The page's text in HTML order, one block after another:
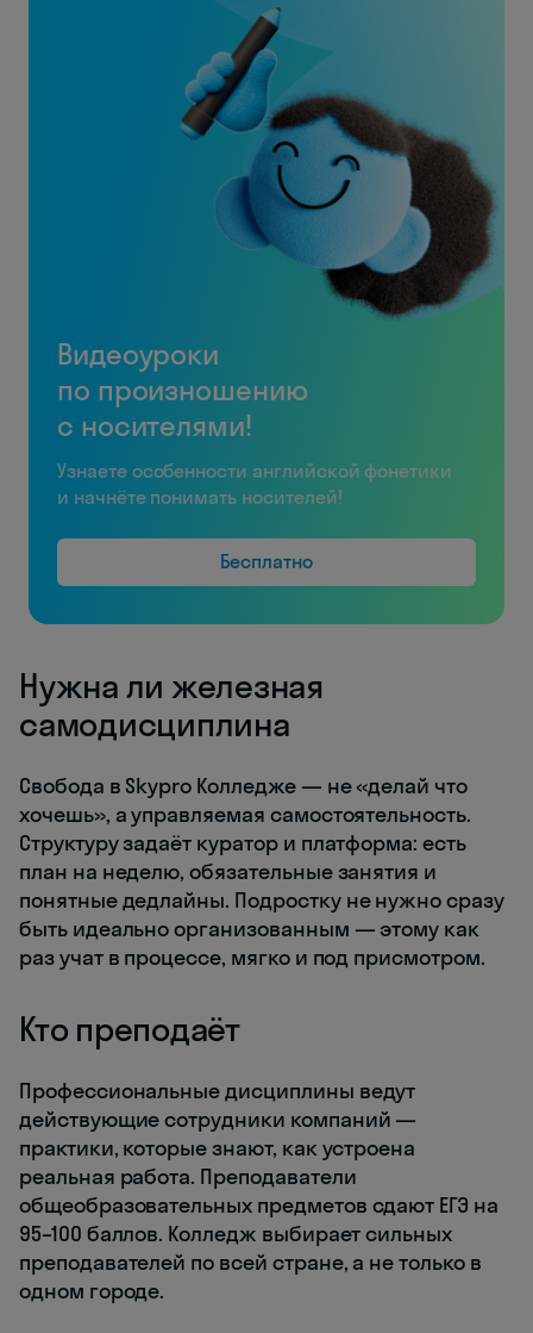
Видеоуроки
по произношению
с носителями!
Узнаете особенности английской фонетики
и начнёте понимать носителей!
Бесплатно
Нужна ли железная
самодисциплина
Свобода в Skypro Колледже — не «делай что
хочешь», а управляемая самостоятельность.
Структуру задаёт куратор и платформа: есть
план на неделю, обязательные занятия и
понятные дедлайны. Подростку не нужно сразу
быть идеально организованным — этому как
раз учат в процессе, мягко и под присмотром.
Кто преподаёт
Профессиональные дисциплины ведут
действующие сотрудники компаний —
практики, которые знают, как устроена
реальная работа. Преподаватели
общеобразовательных предметов сдают ЕГЭ на
95–100 баллов. Колледж выбирает сильных
преподавателей по всей стране, а не только в
одном городе.